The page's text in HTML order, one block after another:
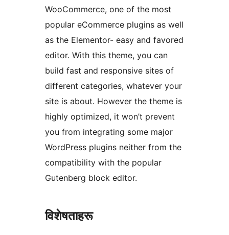
WooCommerce, one of the most
popular eCommerce plugins as well
as the Elementor- easy and favored
editor. With this theme, you can
build fast and responsive sites of
different categories, whatever your
site is about. However the theme is
highly optimized, it won’t prevent
you from integrating some major
WordPress plugins neither from the
compatibility with the popular
Gutenberg block editor.
विशेषताहरू